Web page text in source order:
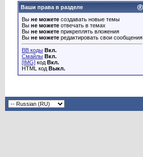
Ваши права в разделе
Вы не можете создавать новые темы
Вы не можете отвечать в темах
Вы не можете прикреплять вложения
Вы не можете редактировать свои сообщения
BB коды Вкл.
Смайлы Вкл.
[IMG] код Вкл.
HTML код Выкл.